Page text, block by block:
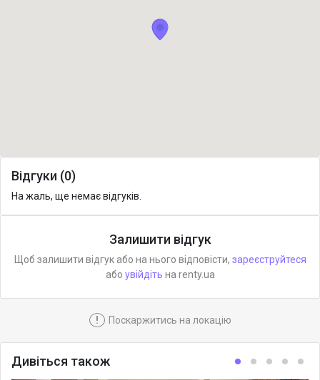
Відгуки (0)
На жаль, ще немає відгуків.
Залишити відгук
Щоб залишити відгук або на нього відповісти, зареєструйтеся
або увійдіть на renty.ua
! Поскаржитись на локацію
Дивіться також